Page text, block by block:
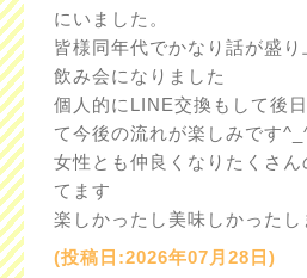
にいました。
皆様同年代でかなり話が盛
飲み会になりました
個人的にLINE交換もして後
て今後の流れが楽しみです
女性とも仲良くなりたくさ
てます
楽しかったし美味しかった
(投稿日:2026年07月28日)